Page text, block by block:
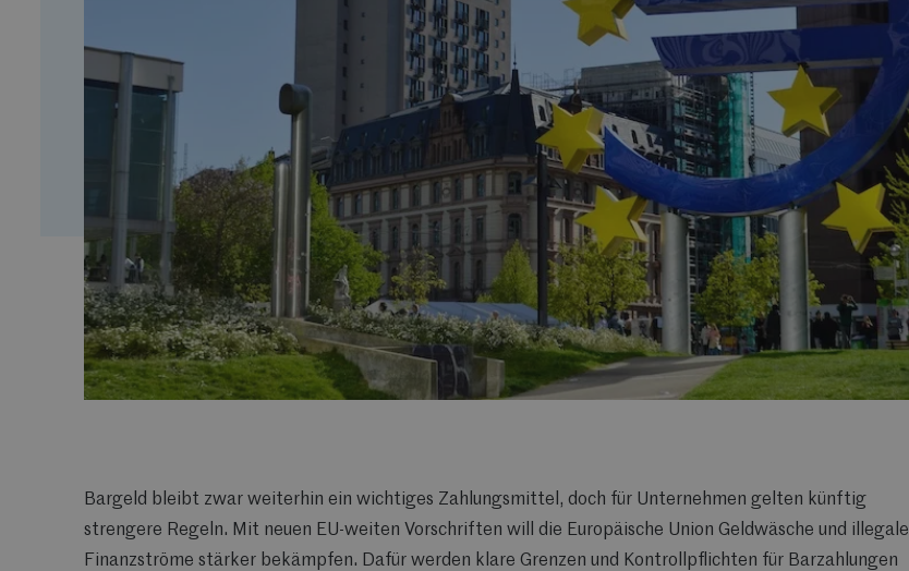
Bargeld bleibt zwar weiterhin ein wichtiges Zahlungsmittel, doch für Unternehmen gelten künftig
strengere Regeln. Mit neuen EU-weiten Vorschriften will die Europäische Union Geldwäsche und illegale
Finanzströme stärker bekämpfen. Dafür werden klare Grenzen und Kontrollpflichten für Barzahlungen